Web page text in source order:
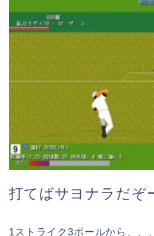
打てばサヨナラだぞ
1ストライク3ボールから、、、